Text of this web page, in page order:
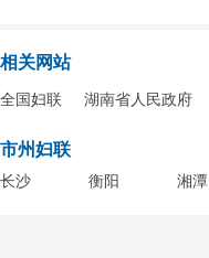
相关网站
全国妇联 湖南省人民政府
市州妇联
长沙 衡阳 湘潭